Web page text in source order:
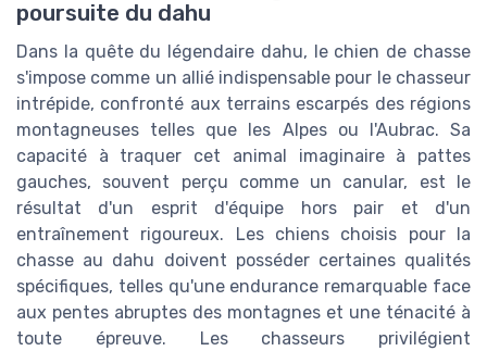
poursuite du dahu
Dans la quête du légendaire dahu, le chien de chasse
s'impose comme un allié indispensable pour le chasseur
intrépide, confronté aux terrains escarpés des régions
montagneuses telles que les Alpes ou l'Aubrac. Sa
capacité à traquer cet animal imaginaire à pattes
gauches, souvent perçu comme un canular, est le
résultat d'un esprit d'équipe hors pair et d'un
entraînement rigoureux. Les chiens choisis pour la
chasse au dahu doivent posséder certaines qualités
spécifiques, telles qu'une endurance remarquable face
aux pentes abruptes des montagnes et une ténacité à
toute épreuve. Les chasseurs privilégient